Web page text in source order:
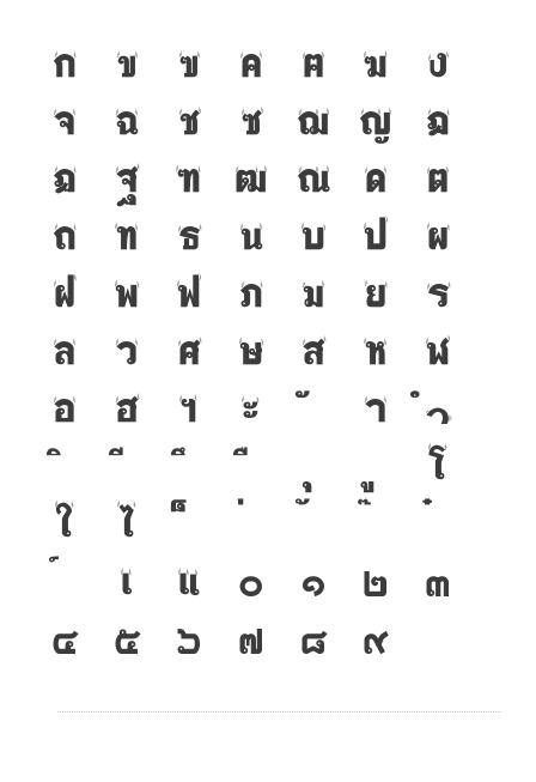
ก ข ฃ ค ฅ ฆ ง
จ ฉ ช ซ ฌ ญ ฎ
ฏ ฐ ฑ ฒ ณ ด ต
ถ ท ธ น บ ป ผ
ฝ พ ฟ ภ ม ย ร
ล ว ศ ษ ส ห ฬ
อ ฮ ฯ ะ า ำ
โ
ใ ไ
เ แ ๐ ๑ ๒ ๓
๔ ๕ ๖ ๗ ๘ ๙